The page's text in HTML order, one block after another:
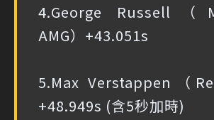
4.George Russell（
AMG）+43.051s
5.Max Verstappen（
+48.949s (含5秒加時)